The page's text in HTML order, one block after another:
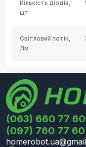
Кількість діодів,
шт
Світловий потік,
Лм
(063) 660 77 60
(097) 760 77 60